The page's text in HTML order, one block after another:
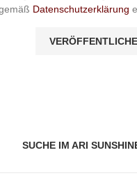
Datenschutzerklärung
SUCHE IM ARI